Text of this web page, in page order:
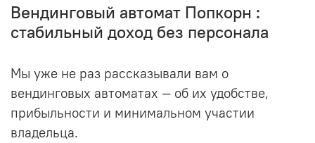
Вендинговый автомат Попкорн :
стабильный доход без персонала
Мы уже не раз рассказывали вам о
вендинговых автоматах — об их удобстве,
прибыльности и минимальном участии
владельца.